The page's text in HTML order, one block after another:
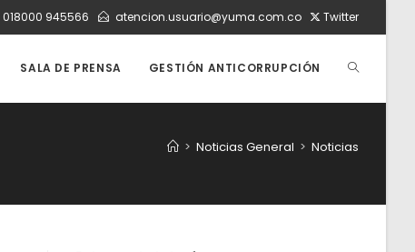
018000 945566 atencion.usuario@yuma.com.co Twitter
SALA DE PRENSA GESTIÓN ANTICORRUPCIÓN ALTERNAR
DE
> Noticias General > Noticias